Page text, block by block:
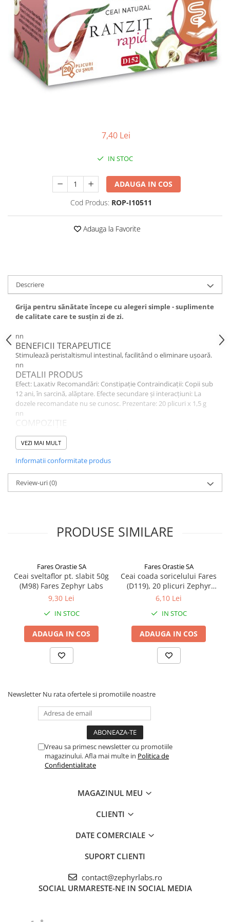
Antioxidanti
Altele-Suplimente alimentare
7,40 Lei
IN STOC
ADAUGA IN COS
Cod Produs: ROP-I10511
Adauga la Favorite
Descriere
Grija pentru sănătate începe cu alegeri simple - suplimente
de calitate care te susțin zi de zi.
nn
BENEFICII TERAPEUTICE
Stimulează peristaltismul intestinal, facilitând o eliminare ușoară.
nn
DETALII PRODUS
Efect: Laxativ Recomandări: Constipație Contraindicații: Copii sub
12 ani, în sarcină, alăptare. Efecte secundare și interacțiuni: La
dozele recomandate nu se cunosc. Prezentare: 20 plicuri x 1,5 g
nn
COMPOZIȚIE
(Liquiritiae radix), fructe de mar (Mali fructus), fructe de fenicul
(Foeniculi fructus), lemongrass (Cymbopoginis citrați herba),
semințe de spanac (Spinăcia oleraceae semen), semințe de
lucerna (Medicaginis semen), ulei esențial de portocale (Auranții
aetheroleum).
nn
preferință dimineață și seara. Durata unei cure este de 6-8
săptămâni cu o pauză de o lună.
VEZI MAI MULT
Informatii conformitate produs
Review-uri(0)
PRODUSE SIMILARE
Fares Orastie SA
Ceai sveltaflor pt. slabit 50g
(M98) Fares Zephyr Labs
9,30 Lei
IN STOC
ADAUGA IN COS
Fares Orastie SA
Ceai coada soricelului Fares
(D119), 20 plicuri Zephyr
Labs
6,10 Lei
IN STOC
ADAUGA IN COS
Newsletter Nu rata ofertele si promotiile noastre
Vreau sa primesc newsletter cu promotiile
magazinului. Afla mai multe in Politica de
Confidentialitate
MAGAZINUL MEU
CLIENTI
DATE COMERCIALE
SUPORT CLIENTI
contact@zephyrlabs.ro
SOCIAL URMARESTE-NE IN SOCIAL MEDIA